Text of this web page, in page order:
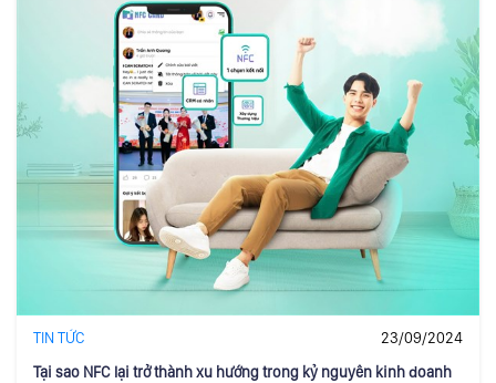
TIN TỨC
23/09/2024
Tại sao NFC lại trở thành xu hướng trong kỷ nguyên kinh doanh